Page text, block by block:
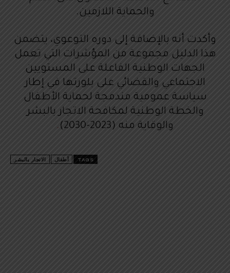
والحماية اللازمين.
وأكدت أنه بالإضافة إلى دوره التوعوي، يتضمن
هذا الدليل مجموعة من المؤشرات التي تعمل
الجهات الوطنية الفاعلة على المستويين
الاجتماعي والقضائي على بلورتها في إطار
سياسة عمومية مندمجة لحماية الأطفال
والخطة الوطنية لمكافحة الاتجار بالبشر
والوقاية منه (2023-2030)
.
TAGS أطفال الاتجار بالبشر